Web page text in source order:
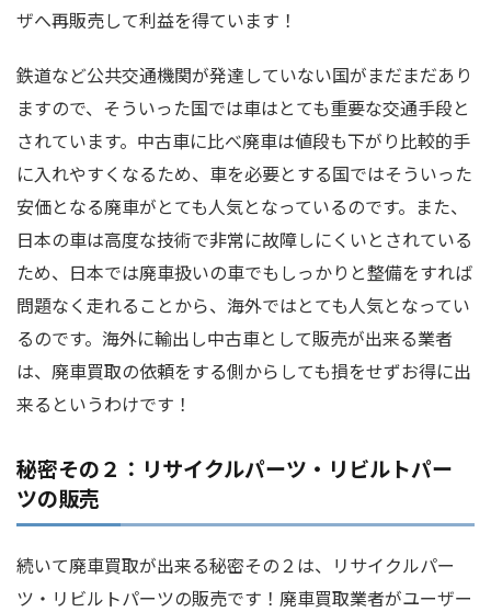
ザへ再販売して利益を得ています！
鉄道など公共交通機関が発達していない国がまだまだあり
ますので、そういった国では車はとても重要な交通手段と
されています。中古車に比べ廃車は値段も下がり比較的手
に入れやすくなるため、車を必要とする国ではそういった
安価となる廃車がとても人気となっているのです。また、
日本の車は高度な技術で非常に故障しにくいとされている
ため、日本では廃車扱いの車でもしっかりと整備をすれば
問題なく走れることから、海外ではとても人気となってい
るのです。海外に輸出し中古車として販売が出来る業者
は、廃車買取の依頼をする側からしても損をせずお得に出
来るというわけです！
秘密その２：リサイクルパーツ・リビルトパー
ツの販売
続いて廃車買取が出来る秘密その２は、リサイクルパー
ツ・リビルトパーツの販売です！廃車買取業者がユーザー